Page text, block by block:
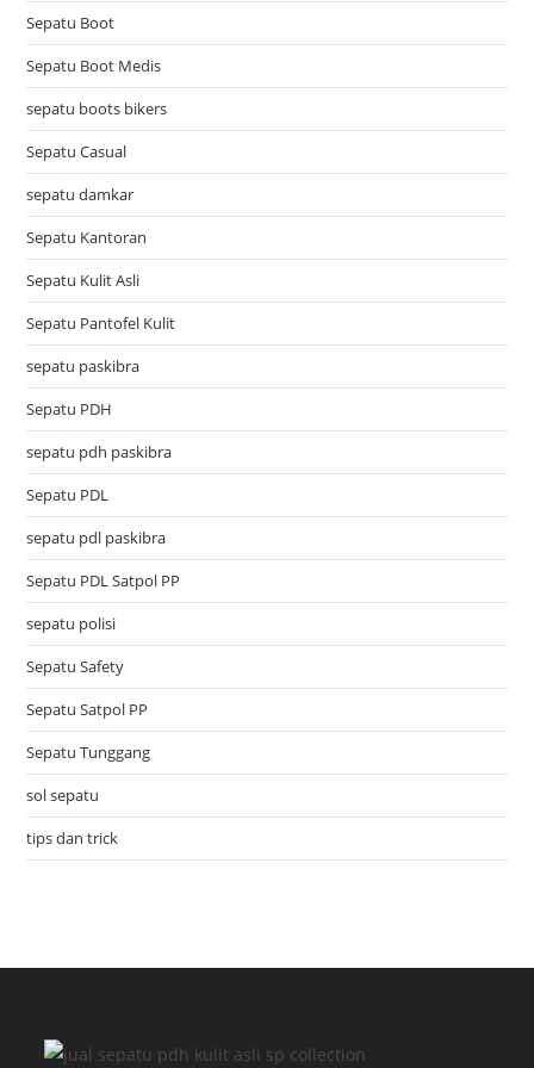
Sepatu Boot
Sepatu Boot Medis
sepatu boots bikers
Sepatu Casual
sepatu damkar
Sepatu Kantoran
Sepatu Kulit Asli
Sepatu Pantofel Kulit
sepatu paskibra
Sepatu PDH
sepatu pdh paskibra
Sepatu PDL
sepatu pdl paskibra
Sepatu PDL Satpol PP
sepatu polisi
Sepatu Safety
Sepatu Satpol PP
Sepatu Tunggang
sol sepatu
tips dan trick